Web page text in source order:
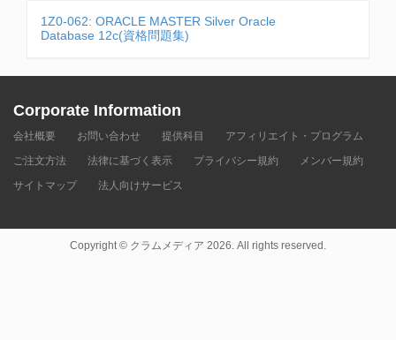
1Z0-062: ORACLE MASTER Silver Oracle
Database 12c(資格問題集)
Corporate Information
会社概要 お問い合わせ 提供科目
アフィリエイト・プログラム
ご注文方法
法律に基づく表示 プライバシー規約
メンバー規約
サイトマップ
法人向けサービス
Copyright © クラムメディア 2026. All rights reserved.